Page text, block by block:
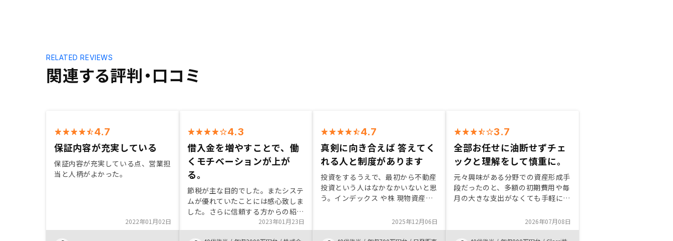
関連する評判・口コミ
RELATED REVIEWS
4.7
保証内容が充実している
保証内容が充実している点、営業担
当と人柄がよかった。
2022年01月02日
4.3
借入金を増やすことで、働
くモチベーションが上が
る。
節税が主な目的でした。またシステ
ムが優れていたことには感心致しま
した。さらに信頼する方からの紹介
であり、安心感があった。さらに借
入金を増やすことで、日々の仕事へ
2023年01月23日
4.7
真剣に向き合えば 答えてく
れる人と制度があります
投資をするうえで、最初から不動産
投資という人はなかなかいないと思
う。インデックス や株 現物資産の
が生じてくると思うのでそれ以外の
投資のきっかけとして リノシーさ
2025年12月06日
3.7
全部お任せに油断せずチェ
ックと理解をして慎重に。
元々興味がある分野での資産形成手
段だったのと、多額の初期費用や毎
月の大きな支出がなくても手軽に始
ての管理を一気通貫の窓口で対応や
サポートしてもらえる安心感や、各
2026年07月08日